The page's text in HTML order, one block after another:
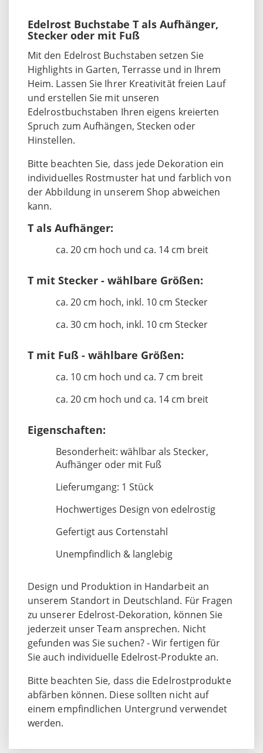
Edelrost Buchstabe T als Aufhänger,
Stecker oder mit Fuß
Mit den Edelrost Buchstaben setzen Sie
Highlights in Garten, Terrasse und in Ihrem
Heim. Lassen Sie Ihrer Kreativität freien Lauf
und erstellen Sie mit unseren
Edelrostbuchstaben Ihren eigens kreierten
Spruch zum Aufhängen, Stecken oder
Hinstellen.
Bitte beachten Sie, dass jede Dekoration ein
individuelles Rostmuster hat und farblich von
der Abbildung in unserem Shop abweichen
kann.
T als Aufhänger:
ca. 20 cm hoch und ca. 14 cm breit
T mit Stecker - wählbare Größen:
ca. 20 cm hoch, inkl. 10 cm Stecker
ca. 30 cm hoch, inkl. 10 cm Stecker
T mit Fuß - wählbare Größen:
ca. 10 cm hoch und ca. 7 cm breit
ca. 20 cm hoch und ca. 14 cm breit
Eigenschaften:
Besonderheit: wählbar als Stecker,
Aufhänger oder mit Fuß
Lieferumgang: 1 Stück
Hochwertiges Design von edelrostig
Gefertigt aus Cortenstahl
Unempfindlich & langlebig
Design und Produktion in Handarbeit an
unserem Standort in Deutschland. Für Fragen
zu unserer Edelrost-Dekoration, können Sie
jederzeit unser Team ansprechen. Nicht
gefunden was Sie suchen? - Wir fertigen für
Sie auch individuelle Edelrost-Produkte an.
Bitte beachten Sie, dass die Edelrostprodukte
abfärben können. Diese sollten nicht auf
einem empfindlichen Untergrund verwendet
werden.